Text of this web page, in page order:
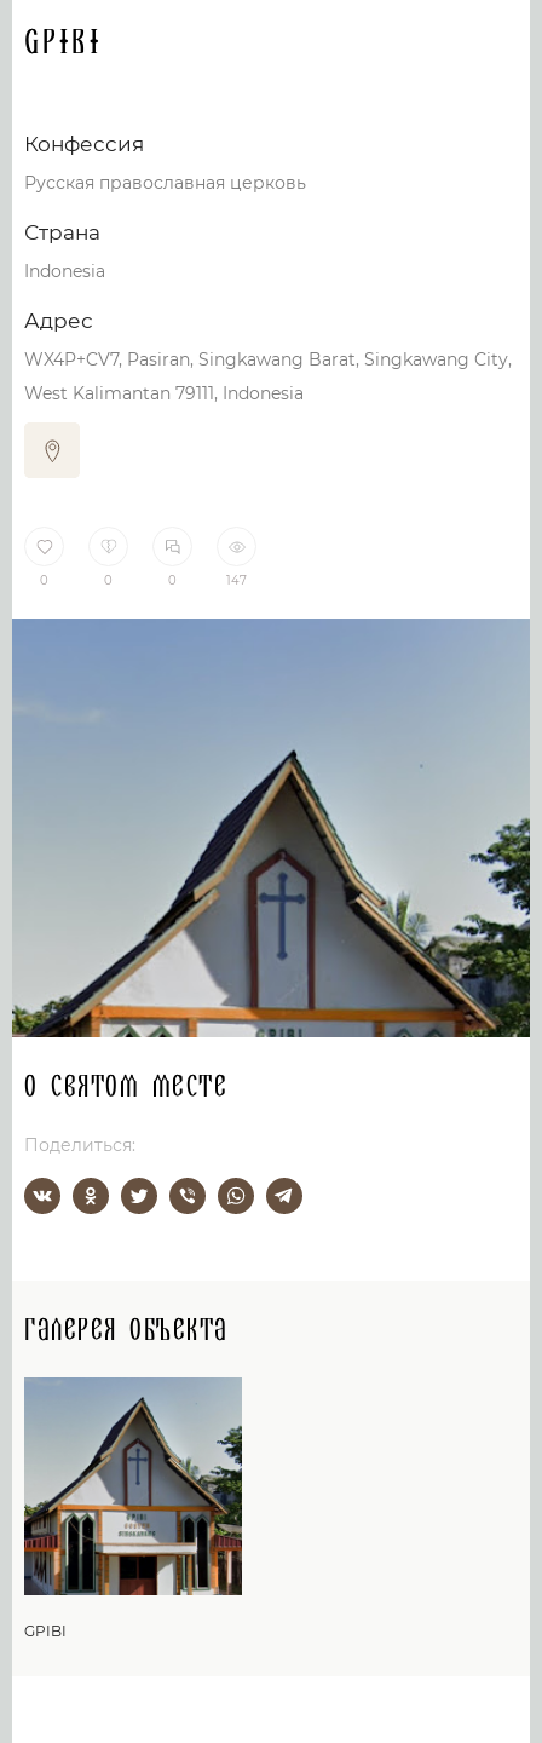
GPIBI
Конфессия
Русская православная церковь
Страна
Indonesia
Адрес
WX4P+CV7, Pasiran, Singkawang Barat, Singkawang City,
West Kalimantan 79111, Indonesia
0 0 0 147
О святом месте
Поделиться:
Галерея объекта
GPIBI